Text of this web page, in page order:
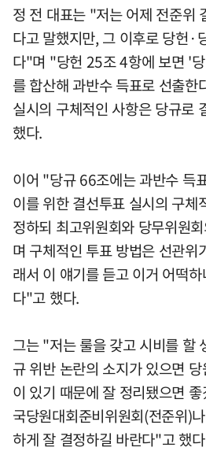
정 전 대표는 "저는 어제 전준위
다고 말했지만, 그 이후로 당헌·
다"며 "당헌 25조 4항에 보면 '
를 합산해 과반수 득표로 선출한
실시의 구체적인 사항은 당규로
했다.
이어 "당규 66조에는 과반수 득
이를 위한 결선투표 실시의 구체
정하되 최고위원회와 당무위원
며 구체적인 투표 방법은 선관위
래서 이 얘기를 듣고 이거 어떡
다"고 했다.
그는 "저는 룰을 갖고 시비를 할
규 위반 논란의 소지가 있으면
이 있기 때문에 잘 정리됐으면
국당원대회준비위원회(전준위)
하게 잘 결정하길 바란다"고 했